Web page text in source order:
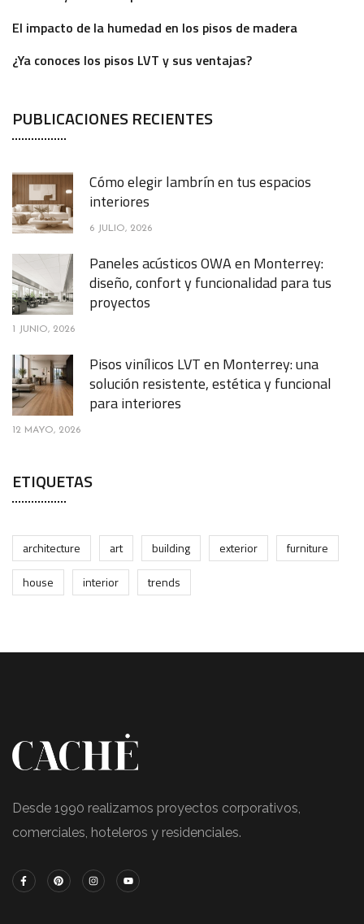
El impacto de la humedad en los pisos de madera
¿Ya conoces los pisos LVT y sus ventajas?
PUBLICACIONES RECIENTES
Cómo elegir lambrín en tus espacios
interiores
6 JULIO, 2026
Paneles acústicos OWA en Monterrey:
diseño, confort y funcionalidad para tus
proyectos
1 JUNIO, 2026
Pisos vinílicos LVT en Monterrey: una
solución resistente, estética y funcional
para interiores
12 MAYO, 2026
ETIQUETAS
architecture art building exterior
furniture
house
interior trends
Desde 1990 realizamos proyectos corporativos,
comerciales, hoteleros y residenciales.